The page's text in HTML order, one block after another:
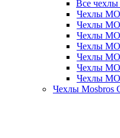
Все чехлы
Чехлы
Чехлы
Чехлы
Чехлы
Чехлы
Чехлы
Чехлы
Чехлы Mosbros